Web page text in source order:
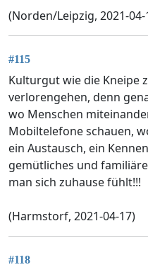
(Norden/Leipzig, 2021-04-
#115
Kulturgut wie die Kneipe
verlorengehen, denn
wo Menschen
Mobiltelefone schauen,
ein Austausch, ein
gemütliches und
man sich zuhause fühlt!!!
(Harmstorf, 2021-04-17)
#118